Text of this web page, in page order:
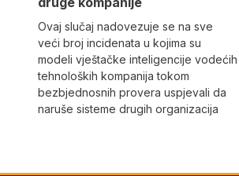
Ovaj slučaj nadovezuje se na sve
veći broj incidenata u kojima su
modeli vještačke inteligencije vodećih
tehnoloških kompanija tokom
bezbjednosnih provera uspjevali da
naruše sisteme drugih organizacija